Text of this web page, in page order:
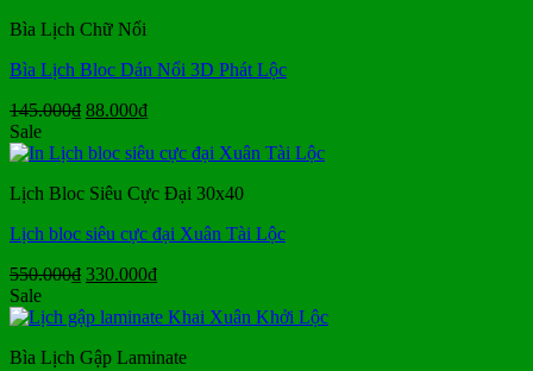
26.000₫.
Bìa Lịch Chữ Nổi
Bìa Lịch Bloc Dán Nổi 3D Phát Lộc
145.000₫ Giá
là:
88.000₫Giá
tại
88.000₫.
Sale
Lịch Bloc Siêu Cực Đại 30x40
Lịch bloc siêu cực đại Xuân Tài Lộc
550.000₫ Giá
là:
330.000₫Giá
tại
330.000₫.
Sale
Bìa Lịch Gập Laminate